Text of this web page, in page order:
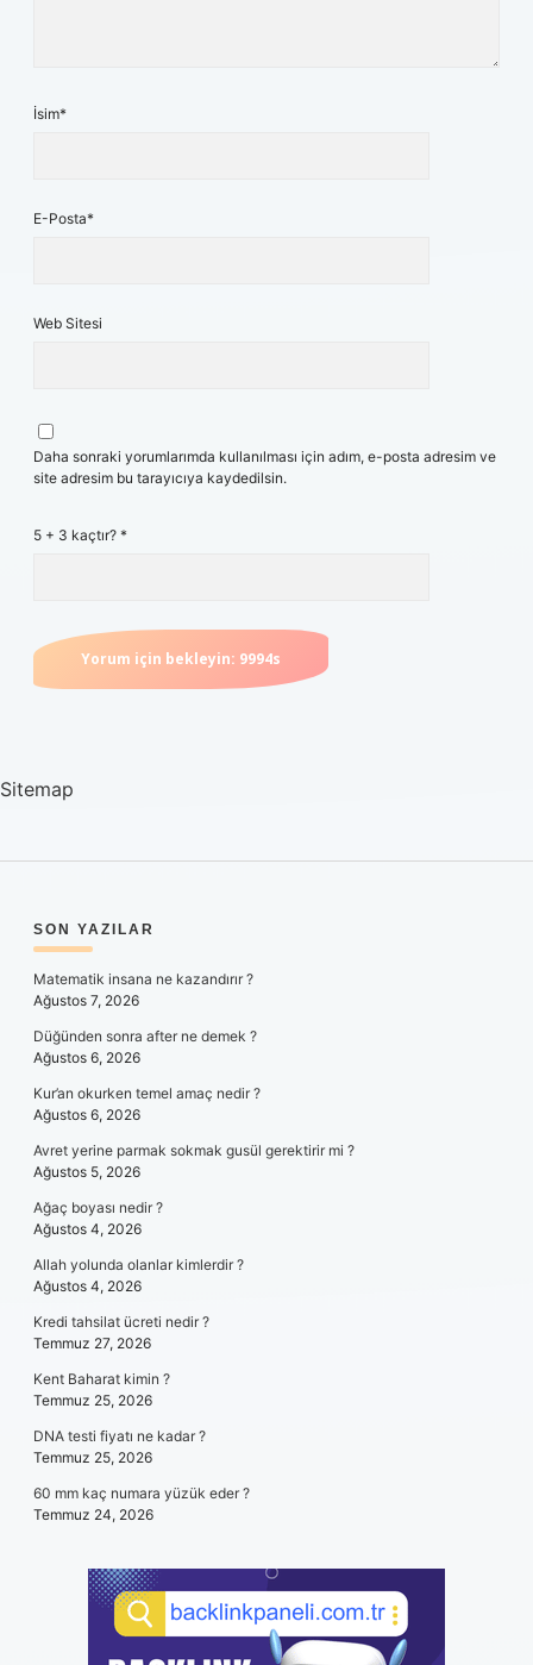
İsim*
E-Posta*
Web Sitesi
Daha sonraki yorumlarımda kullanılması için adım, e-posta adresim ve
site adresim bu tarayıcıya kaydedilsin.
5 + 3 kaçtır? *
Sitemap
SIDEBAR
SON YAZILAR
Matematik insana ne kazandırır ?
Ağustos 7, 2026
Düğünden sonra after ne demek ?
Ağustos 6, 2026
Kur’an okurken temel amaç nedir ?
Ağustos 6, 2026
Avret yerine parmak sokmak gusül gerektirir mi ?
Ağustos 5, 2026
Ağaç boyası nedir ?
Ağustos 4, 2026
Allah yolunda olanlar kimlerdir ?
Ağustos 4, 2026
Kredi tahsilat ücreti nedir ?
Temmuz 27, 2026
Kent Baharat kimin ?
Temmuz 25, 2026
DNA testi fiyatı ne kadar ?
Temmuz 25, 2026
60 mm kaç numara yüzük eder ?
Temmuz 24, 2026